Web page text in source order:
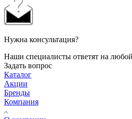
Нужна консультация?
Наши специалисты ответят на
Задать вопрос
Каталог
Акции
Бренды
Компания